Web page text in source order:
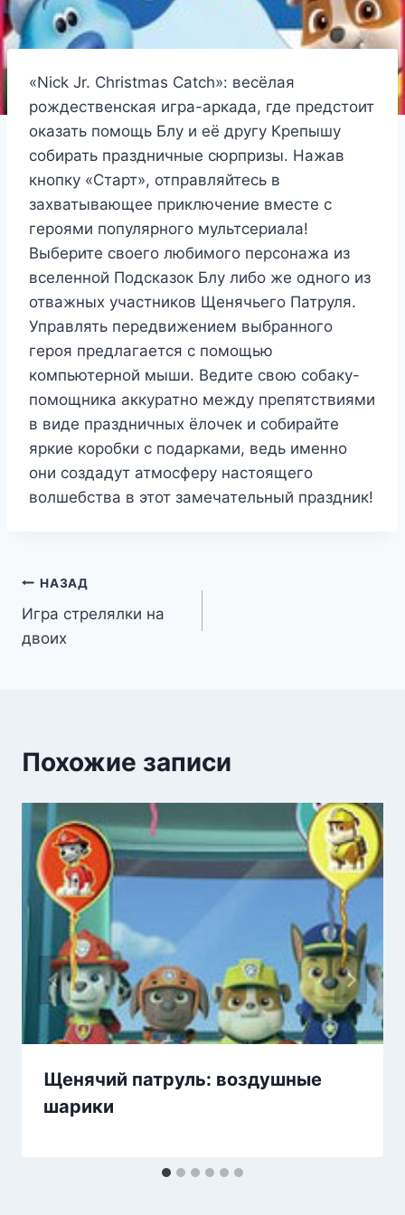
«Nick Jr. Christmas Catch»: весёлая
рождественская игра-аркада, где предстоит
оказать помощь Блу и её другу Крепышу
собирать праздничные сюрпризы. Нажав
кнопку «Старт», отправляйтесь в
захватывающее приключение вместе с
героями популярного мультсериала!
Выберите своего любимого персонажа из
вселенной Подсказок Блу либо же одного из
отважных участников Щенячьего Патруля.
Управлять передвижением выбранного
героя предлагается с помощью
компьютерной мыши. Ведите свою собаку-
помощника аккуратно между препятствиями
в виде праздничных ёлочек и собирайте
яркие коробки с подарками, ведь именно
они создадут атмосферу настоящего
волшебства в этот замечательный праздник!
Навигация
по
НАЗАД
Игра стрелялки на
двоих
Похожие записи
Щенячий патруль: воздушные
шарики